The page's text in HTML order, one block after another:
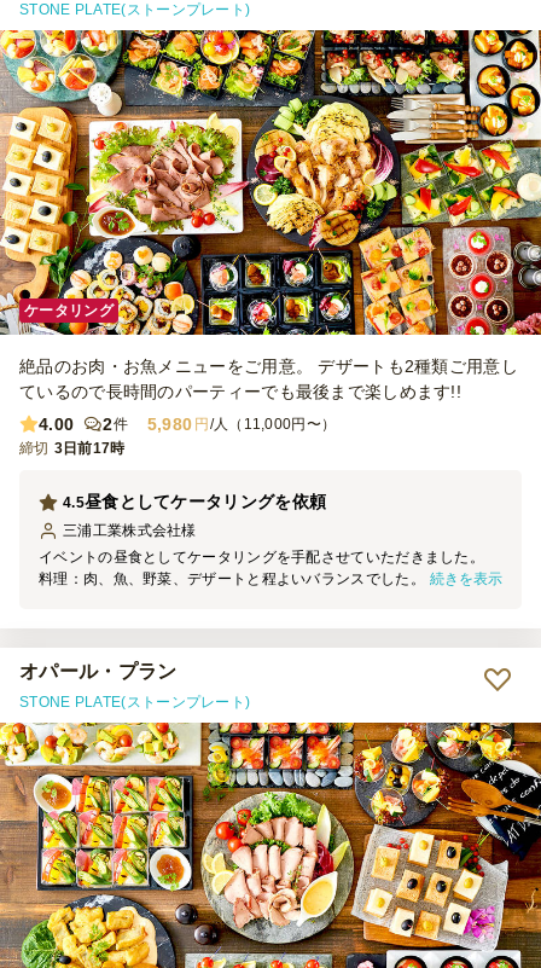
STONE PLATE(ストーンプレート)
ケータリング
絶品のお肉・お魚メニューをご用意。 デザートも2種類ご用意し
ているので長時間のパーティーでも最後まで楽しめます!!
4.00
2件 5,980 円 /人（11,000円〜）
締切 3日前17時
昼食としてケータリングを依頼
4.5
三浦工業株式会社様
イベントの昼食としてケータリングを手配させていただきました。
料理：肉、魚、野菜、デザートと程よいバランスでした。 量 ：幅広
の表面が固くなっていたため、そこは改善してもらえたらなと思いま
す。 飲料：申し分ありませんでした。 接客：準備、撤去、開催中の
対応もとてもすばらしく、 参加者の方にとても良い昼食だったとお
褒めの言葉をいただきました。 また機会があれば依頼させていただ
いたいと思います。
続きを表示
オパール・プラン
STONE PLATE(ストーンプレート)